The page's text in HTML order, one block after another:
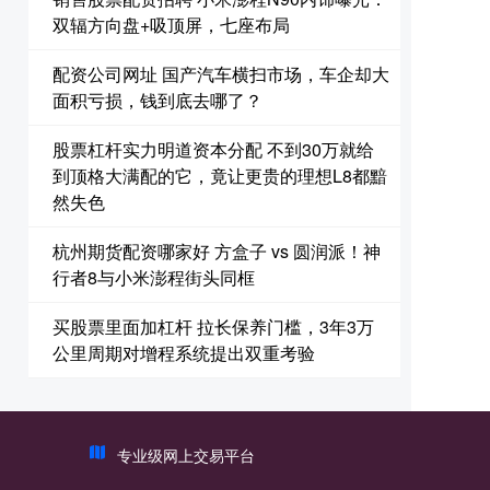
双辐方向盘+吸顶屏，七座布局
配资公司网址 国产汽车横扫市场，车企却大
面积亏损，钱到底去哪了？
股票杠杆实力明道资本分配 不到30万就给
到顶格大满配的它，竟让更贵的理想L8都黯
然失色
杭州期货配资哪家好 方盒子 vs 圆润派！神
行者8与小米澎程街头同框
买股票里面加杠杆 拉长保养门槛，3年3万
公里周期对增程系统提出双重考验
专业级网上交易平台